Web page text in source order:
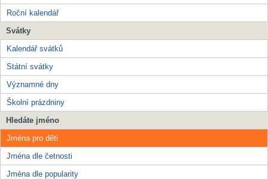
Roční kalendář
Svátky
Kalendář svátků
Státní svátky
Významné dny
Školní prázdniny
Hledáte jméno
Jména pro děti
Jména dle četnosti
Jména dle popularity